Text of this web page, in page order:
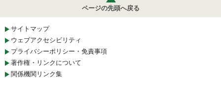
ページの先頭へ戻る
サイトマップ
ウェブアクセシビリティ
プライバシーポリシー・免責事項
著作権・リンクについて
関係機関リンク集